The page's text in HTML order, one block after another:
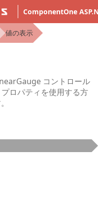
ComponentOne
値の表示
コントロール
ロパティを使用する方